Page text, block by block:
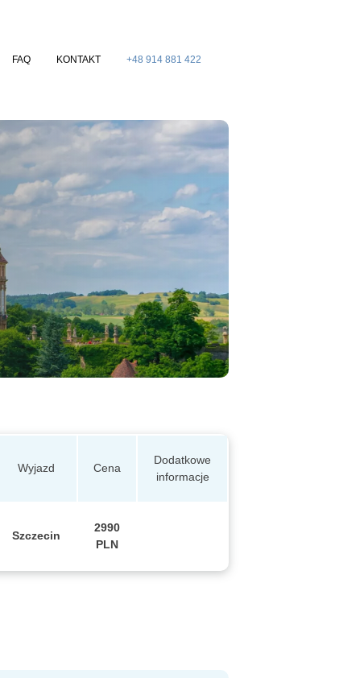
FAQ KONTAKT +48 914 881 422
Wyjazd Cena
Dodatkowe
informacje
Szczecin
2990
PLN